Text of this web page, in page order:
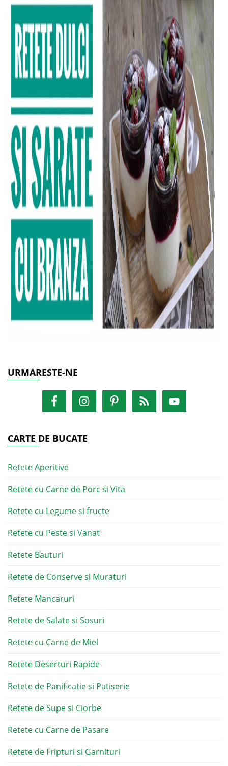
URMARESTE-NE
CARTE DE BUCATE
Retete Aperitive
Retete cu Carne de Porc si Vita
Retete cu Legume si fructe
Retete cu Peste si Vanat
Retete Bauturi
Retete de Conserve si Muraturi
Retete Mancaruri
Retete de Salate si Sosuri
Retete cu Carne de Miel
Retete Deserturi Rapide
Retete de Panificatie si Patiserie
Retete de Supe si Ciorbe
Retete cu Carne de Pasare
Retete de Fripturi si Garnituri